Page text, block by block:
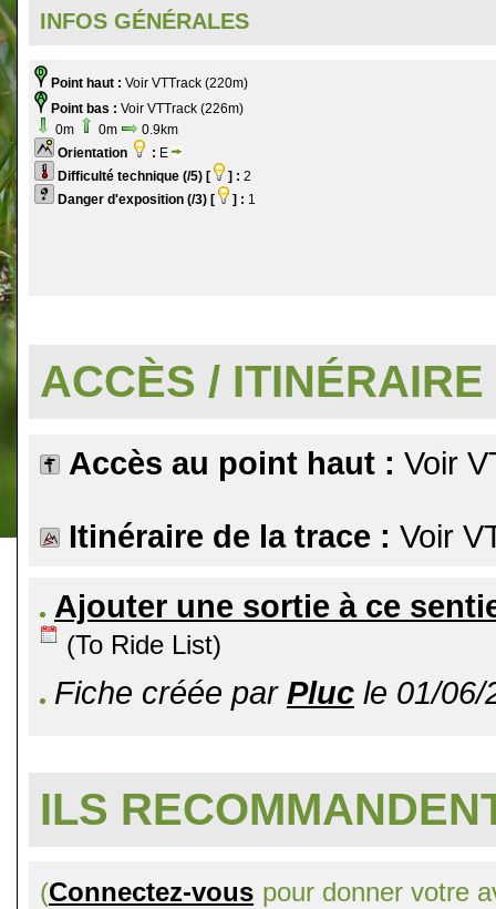
INFOS GÉNÉRALES
Point haut : Voir VTTrack (220m)
Point bas : Voir VTTrack (226m)
0m
0m
0.9km
Orientation
: E
Difficulté technique (/5) [
] : 2
Danger d'exposition (/3) [
] : 1
ACCÈS / ITINÉRAIRE
Accès au point haut : Voir
Itinéraire de la trace : Voir
Ajouter une sortie à ce
(To Ride List)
Fiche créée par Pluc le 01/06/
ILS
(Connectez-vous pour donner votre